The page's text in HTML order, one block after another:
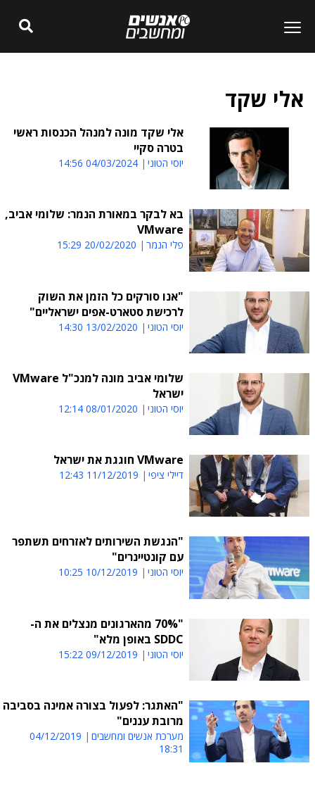
אלי שקד
אלי שקד מונה למנהל הכנסות ראשי
בטרה סקיי
יוסי הטוני 04/03/2024 14:56
בא לבקר במאורת הנמר: שלומי אביב,
VMware
פלי הנמר 20/02/2020 15:29
"אנו סורקים כל הזמן את השוק
לרכישת סטארט-אפים ישראליים"
יוסי הטוני 13/02/2020 14:30
שלומי אביב מונה למנכ"ל VMware
ישראל
יוסי הטוני 08/01/2020 12:14
VMware חוגגת את ישראל
דיילי ציפי 11/12/2019 12:43
"הנגשת השירותים לאזרחים תשתפר
עם קונטיינרים"
יוסי הטוני 10/12/2019 10:25
"70% מהארגונים מנצלים את ה-
SDDC באופן מלא"
יוסי הטוני 09/12/2019 15:22
"האתגר: לפעול בצורה אמינה בסביבה
מרובת עננים"
מערכת אנשים ומחשבים
04/12/2019
18:31